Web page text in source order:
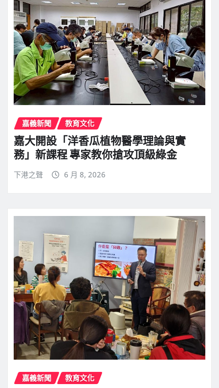
嘉義新聞 教育文化
嘉大開設「洋香瓜植物醫學理論與實
務」新課程 專家教你搶攻頂級綠金
下港之聲 6 月 8, 2026
嘉義新聞 教育文化